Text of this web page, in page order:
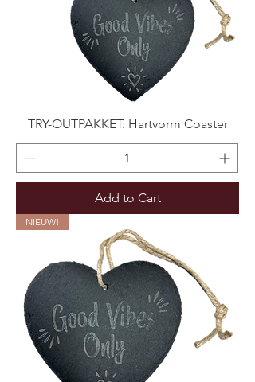
TRY-OUTPAKKET: Hartvorm Coaster
Add to Cart
NIEUW!